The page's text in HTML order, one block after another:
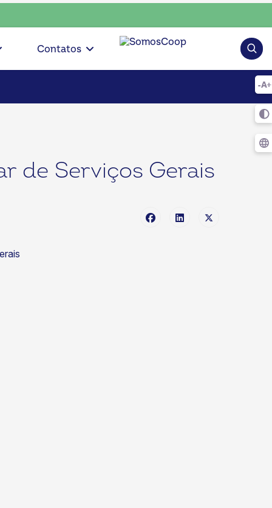
consciente, escolha o coop • escolha
Contatos
de Serviços Gerais